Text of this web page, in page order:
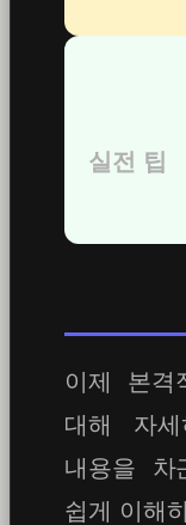
실전 팁
이제 본격
대해 자세
내용을 차
쉽게 이해